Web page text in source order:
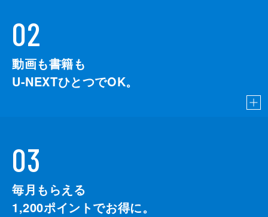
02
動画も書籍も
U-NEXTひとつでOK。
03
毎月もらえる
1,200ポイントでお得に。